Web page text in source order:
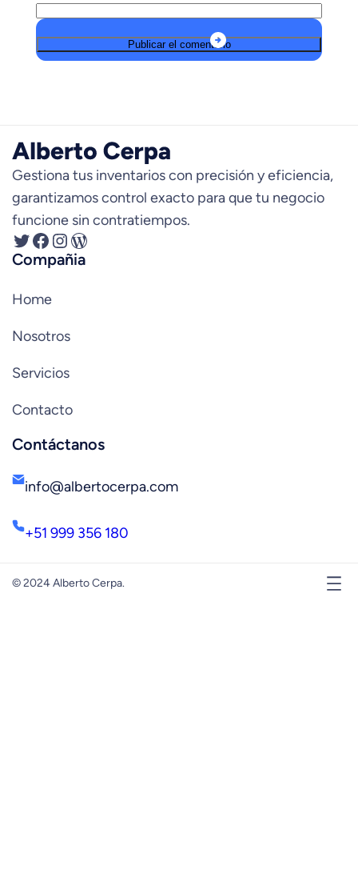
Gestiona tus inventarios con precisión y eficiencia,
garantizamos control exacto para que tu negocio
funcione sin contratiempos.
Twitter Facebook InstagramWordPress
Compañia
Home
Nosotros
Servicios
Contacto
Contáctanos
info@albertocerpa.com
+51 999 356 180
© 2024 Alberto Cerpa.